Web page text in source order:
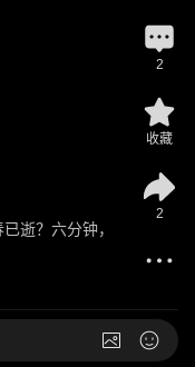
逝？六分钟，
2
收藏
2